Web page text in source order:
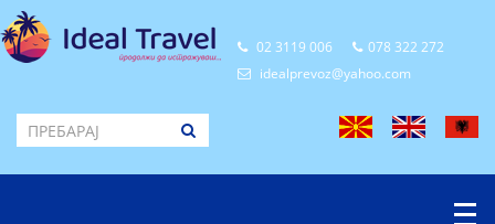
02 3119 006
078 322 272
idealprevoz@yahoo.com